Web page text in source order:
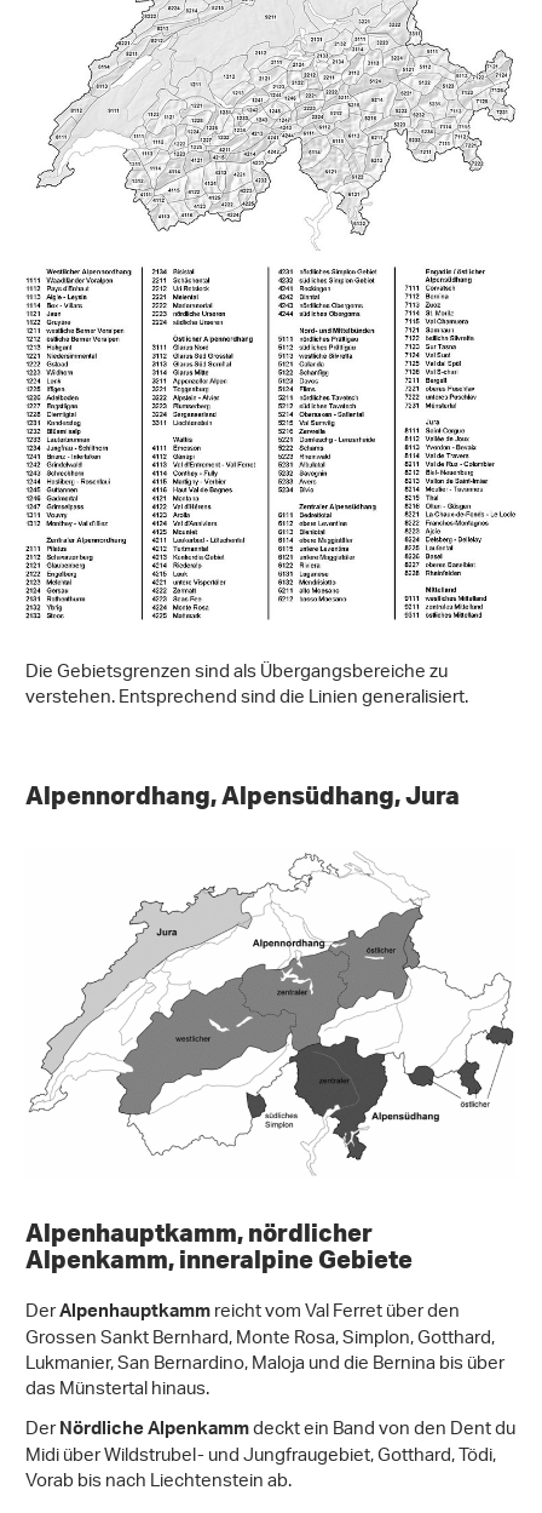
Die Gebietsgrenzen sind als Übergangsbereiche zu
verstehen. Entsprechend sind die Linien generalisiert.
Alpennordhang, Alpensüdhang, Jura
Alpenhauptkamm, nördlicher
Alpenkamm, inneralpine Gebiete
DerAlpenhauptkammreicht vom Val Ferret über den
Grossen Sankt Bernhard, Monte Rosa, Simplon, Gotthard,
Lukmanier, San Bernardino, Maloja und die Bernina bis über
das Münstertal hinaus.
DerNördliche Alpenkammdeckt ein Band von den Dent du
Midi über Wildstrubel- und Jungfraugebiet, Gotthard, Tödi,
Vorab bis nach Liechtenstein ab.